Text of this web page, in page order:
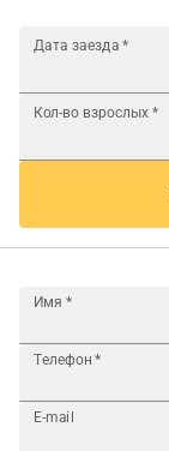
Дата заезда *
Кол-во взрослых *
Имя *
Телефон *
E-mail